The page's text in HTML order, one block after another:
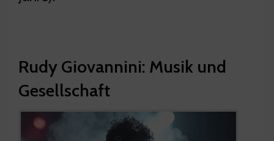
Rudy Giovannini: Musik und
Gesellschaft